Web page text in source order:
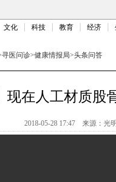
文化 科技 教育 经济
寻医问诊>健康情报局>头条问答
现在人工材质股
2018-05-28 17:47 来源：光